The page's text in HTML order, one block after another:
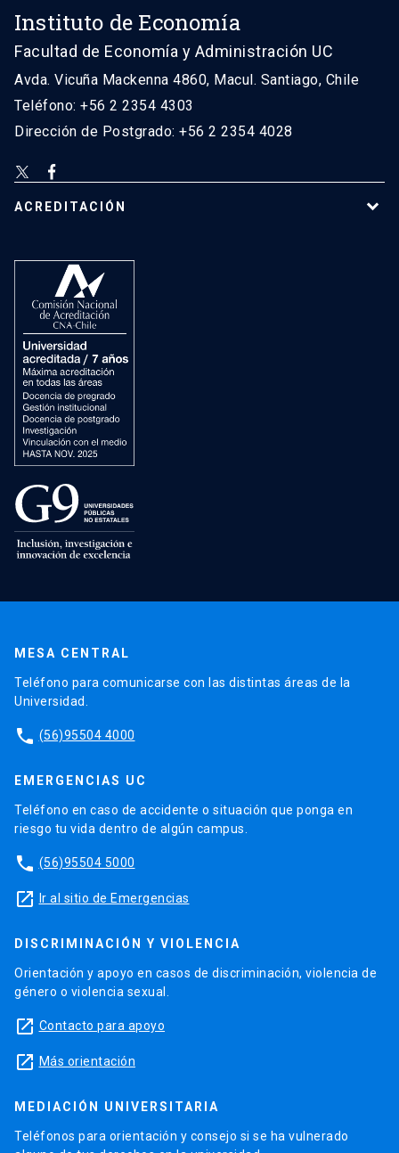
Instituto de Economía
Facultad de Economía y Administración UC
Avda. Vicuña Mackenna 4860, Macul. Santiago, Chile
Teléfono: +56 2 2354 4303
Dirección de Postgrado: +56 2 2354 4028
ACREDITACIÓN
MESA CENTRAL
Teléfono para comunicarse con las distintas áreas de la
Universidad.
phone (56)95504 4000
EMERGENCIAS UC
Teléfono en caso de accidente o situación que ponga en
riesgo tu vida dentro de algún campus.
phone (56)95504 5000
launch Ir al sitio de Emergencias
DISCRIMINACIÓN Y VIOLENCIA
Orientación y apoyo en casos de discriminación, violencia de
género o violencia sexual.
launch Contacto para apoyo
launch Más orientación
MEDIACIÓN UNIVERSITARIA
Teléfonos para orientación y consejo si se ha vulnerado